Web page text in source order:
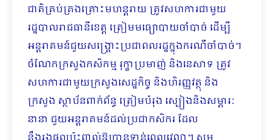
ជាតិគ្រប់គ្រងគ្រោះមហន្តរាយ ត្រូវសហការជាមួយ
រដ្ឋបាលរាជធានីខេត្ត ត្រៀមមធ្យោបាយចាំបាច់ ដើម្បី
អន្តរាគមន៍ជួយសង្គ្រោះប្រជាពលរដ្ឋក្នុងករណីចាំបាច់។
ចំណែកក្រសួងកសិកម្ម រុក្ខាប្រមាញ់ និងនេសាទ ត្រូវ
សហការជាមួយក្រសួងសេដ្ឋកិច្ច និងហិរញ្ញវត្ថុ និង
ក្រសួង ស្ថាប័នពាក់ព័ន្ធ ត្រៀមបំរុង ស្បៀងនិងសម្ភារៈ
នានា ជួយអន្តរាគមន៍ដល់ប្រជាកសិករ ដែល